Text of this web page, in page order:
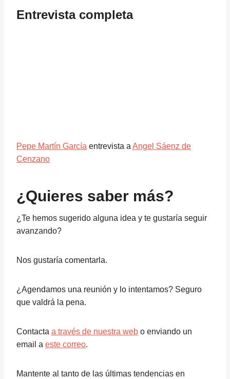
Entrevista completa
Pepe Martín García entrevista a Angel Sáenz de
Cenzano
¿Quieres saber más?
¿Te hemos sugerido alguna idea y te gustaría seguir
avanzando?
Nos gustaría comentarla.
¿Agendamos una reunión y lo intentamos? Seguro
que valdrá la pena.
Contacta a través de nuestra web o enviando un
email a este correo.
Mantente al tanto de las últimas tendencias en